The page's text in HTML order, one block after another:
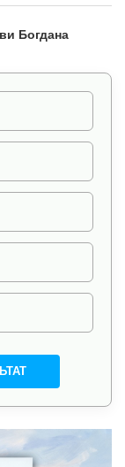
Богдана